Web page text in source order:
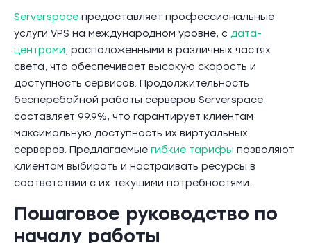
Serverspace предоставляет профессиональные
услуги VPS на международном уровне, с дата-
центрами, расположенными в различных частях
света, что обеспечивает высокую скорость и
доступность сервисов. Продолжительность
бесперебойной работы серверов Serverspace
составляет 99.9%, что гарантирует клиентам
максимальную доступность их виртуальных
серверов. Предлагаемые гибкие тарифы позволяют
клиентам выбирать и настраивать ресурсы в
соответствии с их текущими потребностями.
Пошаговое руководство по
началу работы